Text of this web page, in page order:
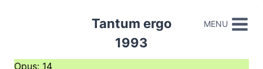
MENU
Tantum ergo
1993
Opus: 14